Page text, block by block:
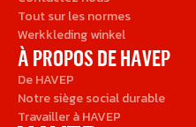
Tout sur les normes
Werkkleding winkel
À PROPOS DE HAVEP
De HAVEP
Notre siège social durable
Travailler à HAVEP